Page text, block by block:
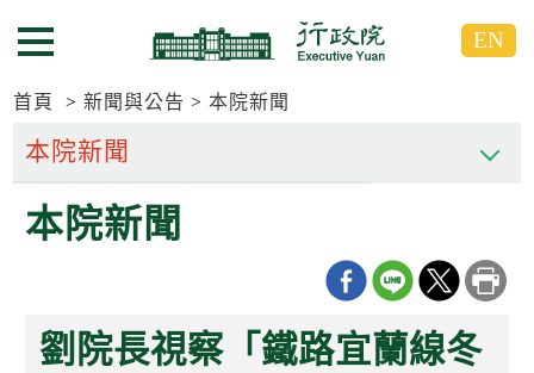
到
要
區
到
要
區
選單按鈕 EN
首頁 新聞與公告 本院新聞
本院新聞
劉院長視察「鐵路宜蘭線冬